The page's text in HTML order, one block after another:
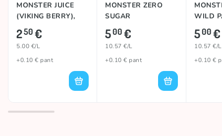
MONSTER JUICE
(VIKING BERRY),
500ml
250€
5.00 €/L
+0.10 € pant
MONSTER ZERO
SUGAR
(STRAWBERRY
SHOT), 473ml
500€
10.57 €/L
+0.10 € pant
WILD
473ml
500€
10.57 €/L
+0.10 €